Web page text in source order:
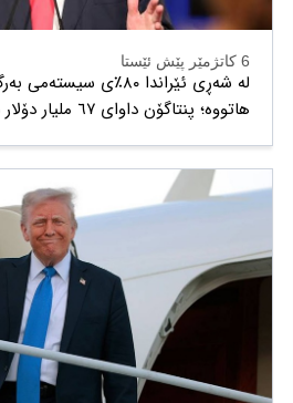
6 کاتژمێر پێش ئێستا
لە شەڕی ئێراندا ٨٠٪ی
هاتووە؛ پنتاگۆن داوای ٦٧ ملیار دۆلار دەکات.